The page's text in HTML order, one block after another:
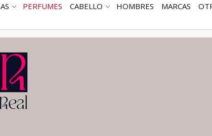
ABRIR
PERFUMES
ABRIR
CABELLO HOMBRES MARCAS